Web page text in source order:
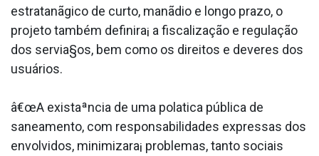
estratanãgico de curto, manãdio e longo prazo, o
projeto também definira¡ a fiscalização e regulação
dos servia§os, bem como os direitos e deveres dos
usuários.
â€œA existaªncia de uma pola­tica pública de
saneamento, com responsabilidades expressas dos
envolvidos, minimizara¡ problemas, tanto sociais